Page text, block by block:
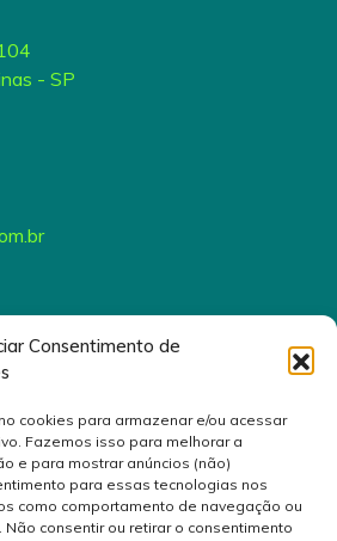
Consentimento de
cookies para armazenar e/ou acessar
Fazemos isso para melhorar a
e para mostrar anúncios (não)
para essas tecnologias nos
como comportamento de navegação ou
Não consentir ou retirar o consentimento
- SP